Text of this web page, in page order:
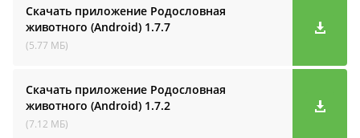
Скачать приложение Родословная
животного (Android) 1.7.7
(5.77 МБ)
Скачать приложение Родословная
животного (Android) 1.7.2
(7.12 МБ)